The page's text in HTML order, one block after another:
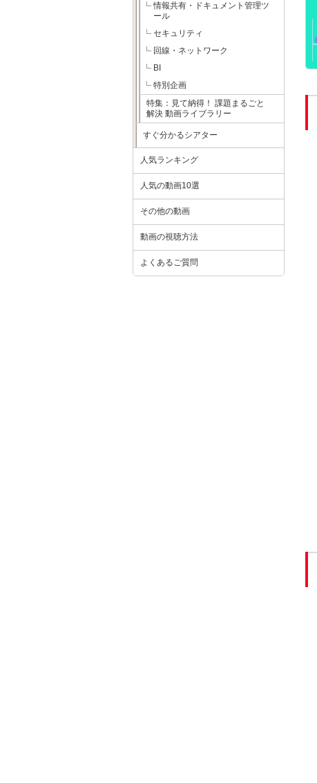
情報共有・ドキュメント管理ツ
ール
セキュリティ
回線・ネットワーク
BI
特別企画
特集：見て納得！ 課題まるごと
解決 動画ライブラリー
すぐ分かるシアター
人気ランキング
人気の動画10選
その他の動画
動画の視聴方法
よくあるご質問